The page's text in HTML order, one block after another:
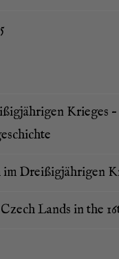
Krie­ges
im Drei­ßig­jäh­ri­gen
Lands in the